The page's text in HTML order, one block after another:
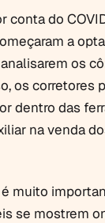
conta do
a
os
os corretores
dentro das
na venda
muito
se mostrem